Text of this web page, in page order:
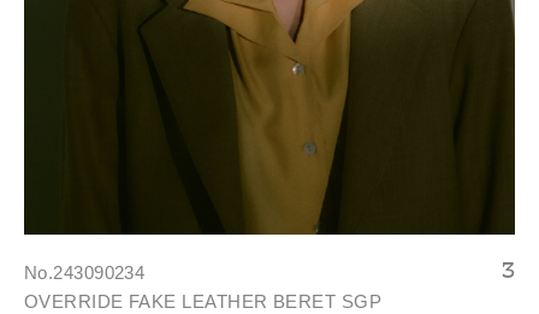
No.243090234
OVERRIDE FAKE LEATHER BERET SGP